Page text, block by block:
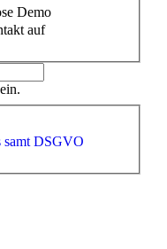
Demo
auf
samt DSGVO